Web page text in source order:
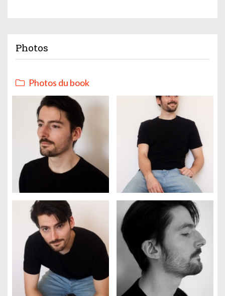
Photos
Photos du book
Gestion des cookies
Nous utilisons des cookies qui facilitent l'utilisation du site,
améliorent la performance et la sécurité du site internet.
Faites-nous part de vos préférences de cookies pour chaque